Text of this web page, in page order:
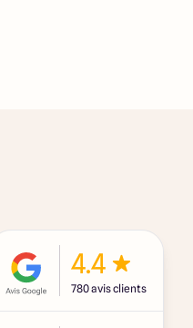
4.4
780 avis clients